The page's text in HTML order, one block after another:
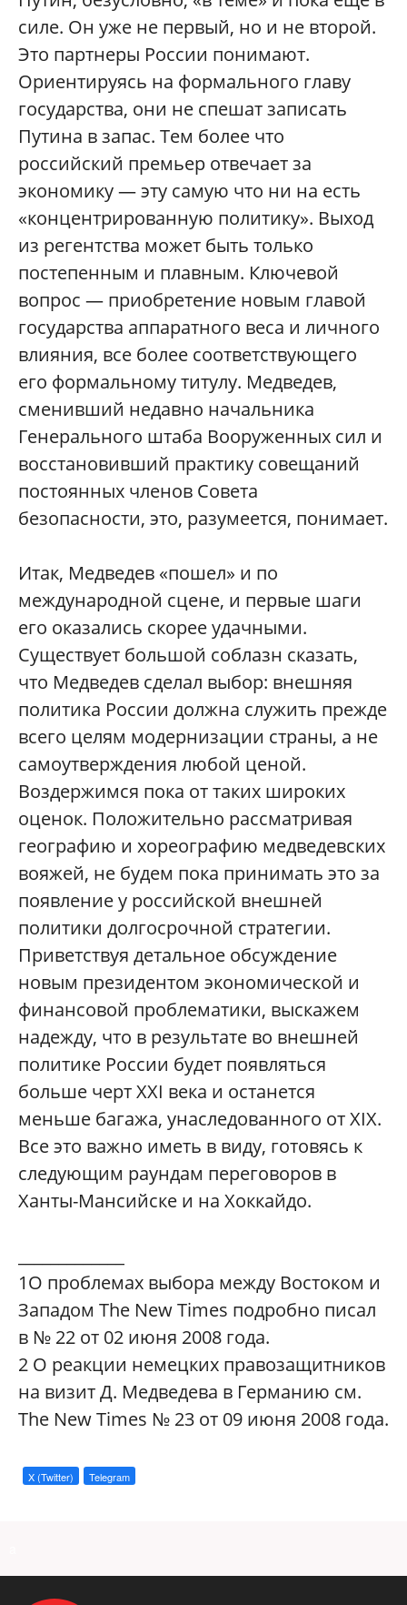
силе. Он уже не первый, но и не второй.
Это партнеры России понимают.
Ориентируясь на формального главу
государства, они не спешат записать
Путина в запас. Тем более что
российский премьер отвечает за
экономику — эту самую что ни на есть
«концентрированную политику». Выход
из регентства может быть только
постепенным и плавным. Ключевой
вопрос — приобретение новым главой
государства аппаратного веса и личного
влияния, все более соответствующего
его формальному титулу. Медведев,
сменивший недавно начальника
Генерального штаба Вооруженных сил и
восстановивший практику совещаний
постоянных членов Совета
безопасности, это, разумеется, понимает.
Итак, Медведев «пошел» и по
международной сцене, и первые шаги
его оказались скорее удачными.
Существует большой соблазн сказать,
что Медведев сделал выбор: внешняя
политика России должна служить прежде
всего целям модернизации страны, а не
самоутверждения любой ценой.
Воздержимся пока от таких широких
оценок. Положительно рассматривая
географию и хореографию медведевских
вояжей, не будем пока принимать это за
появление у российской внешней
политики долгосрочной стратегии.
Приветствуя детальное обсуждение
новым президентом экономической и
финансовой проблематики, выскажем
надежду, что в результате во внешней
политике России будет появляться
больше черт XXI века и останется
меньше багажа, унаследованного от XIX.
Все это важно иметь в виду, готовясь к
следующим раундам переговоров в
Ханты-Мансийске и на Хоккайдо.
1О проблемах выбора между Востоком и
Западом The New Times подробно писал
в № 22 от 02 июня 2008 года.
2 О реакции немецких правозащитников
на визит Д. Медведева в Германию см.
The New Times № 23 от 09 июня 2008 года.
X (Twitter) Telegram